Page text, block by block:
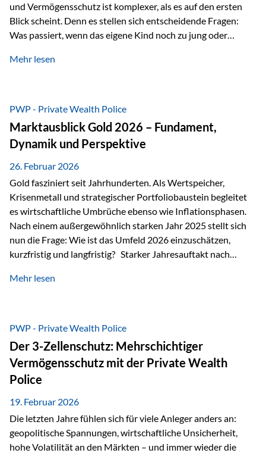
und Vermögensschutz ist komplexer, als es auf den ersten
Blick scheint. Denn es stellen sich entscheidende Fragen:
Was passiert, wenn das eigene Kind noch zu jung oder
verwalten? Wie kann verhindert werden, dass Ex-Partner,
unbürokratisch übertragen, ohne ausschließlich auf ein
Testament angewiesen zu sein? Wenn klassische Lösungen
nicht ausreichen Traditionelle Nachlassregelungen stoßen
oft…
Mehr lesen
PWP - Private Wealth Police
Marktausblick Gold 2026 – Fundament,
Dynamik und Perspektive
26. Februar 2026
Gold fasziniert seit Jahrhunderten. Als Wertspeicher,
Krisenmetall und strategischer Portfoliobaustein begleitet
es wirtschaftliche Umbrüche ebenso wie Inflationsphasen.
Nach einem außergewöhnlich starken Jahr 2025 stellt sich
nun die Frage: Wie ist das Umfeld 2026 einzuschätzen,
kurzfristig und langfristig? Starker Jahresauftakt nach
Dynamik in das Jahr 2026 gestartet. Zwischen dem
Währungen: +11,5 % Bereits 2025 war ein außergewöhnlich
starkes Jahr: +64,4 % in USD Durchschnitt über alle
Währungen: +56,6 % Langfristig zeigt sich ebenfalls ein
solides…
Mehr lesen
PWP - Private Wealth Police
Der 3-Zellenschutz: Mehrschichtiger
Vermögensschutz mit der Private Wealth
Police
19. Februar 2026
Die letzten Jahre fühlen sich für viele Anleger anders an:
geopolitische Spannungen, wirtschaftliche Unsicherheit,
hohe Volatilität an den Märkten – und immer wieder die